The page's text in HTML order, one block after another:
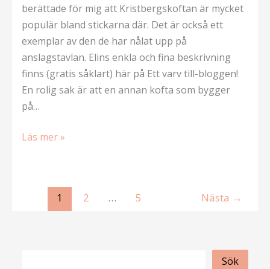
berättade för mig att Kristbergskoftan är mycket
populär bland stickarna där. Det är också ett
exemplar av den de har nålat upp på
anslagstavlan. Elins enkla och fina beskrivning
finns (gratis såklart) här på Ett varv till-bloggen!
En rolig sak är att en annan kofta som bygger
på…
Favoritmodell:
Läs mer »
1 2 … 5 Nästa →
Sök